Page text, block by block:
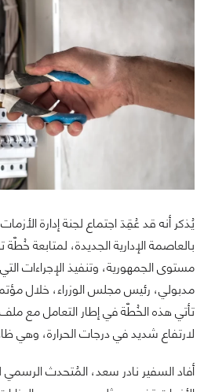
يُذكر أنه قد عُقِدَ اجتماع لجنة إدارة
بالعاصمة الإدارية الجديدة، لمتابعة
مستوى الجمهورية، وتنفيذ الإجراءات
مدبولي، رئيس مجلس الوزراء، خلال
تأتي هذه الخُطّة في إطار التعامل مع
لارتفاع شديد في درجات الحرارة، وهي
أفاد السفير نادر سعد، المُتحدث الرسمي